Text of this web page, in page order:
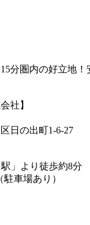
分圏内の好立地
社】
日の出町1-6-27
」より徒歩約8分
車場あり）